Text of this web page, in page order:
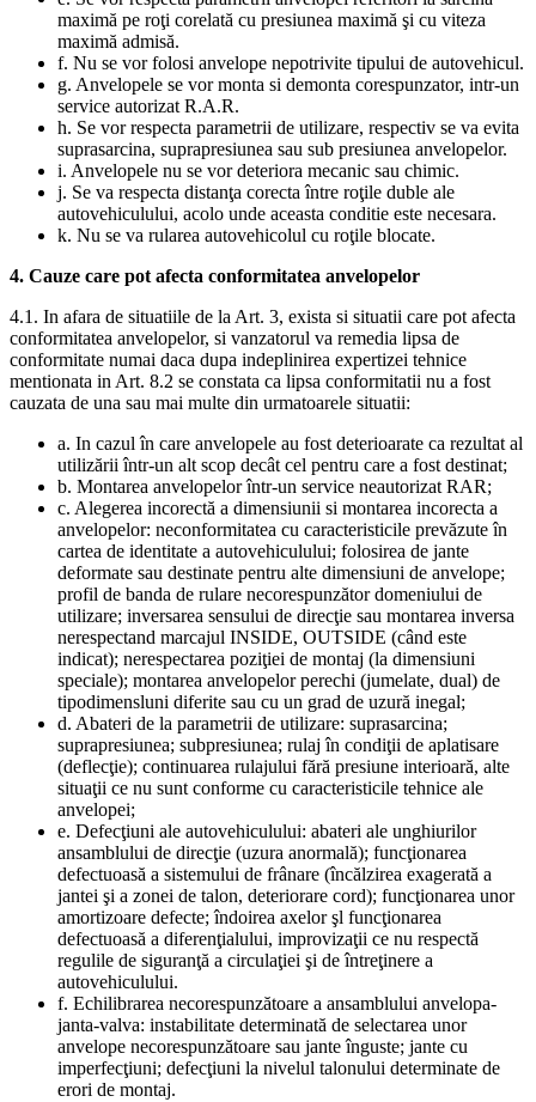
maximă pe roţi corelată cu presiunea maximă şi cu viteza
maximă admisă.
f. Nu se vor folosi anvelope nepotrivite tipului de autovehicul.
g. Anvelopele se vor monta si demonta corespunzator, intr-un
service autorizat R.A.R.
h. Se vor respecta parametrii de utilizare, respectiv se va evita
suprasarcina, suprapresiunea sau sub presiunea anvelopelor.
i. Anvelopele nu se vor deteriora mecanic sau chimic.
j. Se va respecta distanţa corecta între roţile duble ale
autovehiculului, acolo unde aceasta conditie este necesara.
k. Nu se va rularea autovehicolul cu roţile blocate.
4. Cauze care pot afecta conformitatea anvelopelor
4.1. In afara de situatiile de la Art. 3, exista si situatii care pot afecta
conformitatea anvelopelor, si vanzatorul va remedia lipsa de
conformitate numai daca dupa indeplinirea expertizei tehnice
mentionata in Art. 8.2 se constata ca lipsa conformitatii nu a fost
cauzata de una sau mai multe din urmatoarele situatii:
a. In cazul în care anvelopele au fost deterioarate ca rezultat al
utilizării într-un alt scop decât cel pentru care a fost destinat;
b. Montarea anvelopelor într-un service neautorizat RAR;
c. Alegerea incorectă a dimensiunii si montarea incorecta a
anvelopelor: neconformitatea cu caracteristicile prevăzute în
cartea de identitate a autovehiculului; folosirea de jante
deformate sau destinate pentru alte dimensiuni de anvelope;
profil de banda de rulare necorespunzător domeniului de
utilizare; inversarea sensului de direcţie sau montarea inversa
nerespectand marcajul INSIDE, OUTSIDE (când este
indicat); nerespectarea poziţiei de montaj (la dimensiuni
speciale); montarea anvelopelor perechi (jumelate, dual) de
tipodimensluni diferite sau cu un grad de uzură inegal;
d. Abateri de la parametrii de utilizare: suprasarcina;
suprapresiunea; subpresiunea; rulaj în condiţii de aplatisare
(deflecţie); continuarea rulajului fără presiune interioară, alte
situaţii ce nu sunt conforme cu caracteristicile tehnice ale
anvelopei;
e. Defecţiuni ale autovehiculului: abateri ale unghiurilor
ansamblului de direcţie (uzura anormală); funcţionarea
defectuoasă a sistemului de frânare (încălzirea exagerată a
jantei şi a zonei de talon, deteriorare cord); funcţionarea unor
amortizoare defecte; îndoirea axelor şl funcţionarea
defectuoasă a diferenţialului, improvizaţii ce nu respectă
regulile de siguranţă a circulaţiei şi de întreţinere a
autovehiculului.
f. Echilibrarea necorespunzătoare a ansamblului anvelopa-
janta-valva: instabilitate determinată de selectarea unor
anvelope necorespunzătoare sau jante înguste; jante cu
imperfecţiuni; defecţiuni la nivelul talonului determinate de
erori de montaj.